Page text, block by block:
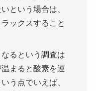
という場合は、
ックスすること
るという調査は
まると酸素を運
う点でいえば、